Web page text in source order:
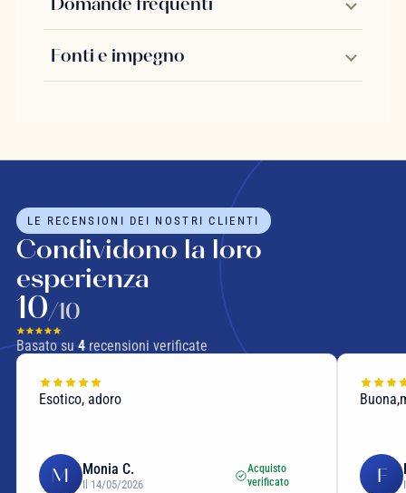
Fonti e impegno
LE RECENSIONI DEI NOSTRI CLIENTI
Condividono la loro
esperienza
10/10
Basato su4recensioni verificate
Esotico, adoro
M Monia C.
Il 14/05/2026
Acquisto
verificato
F